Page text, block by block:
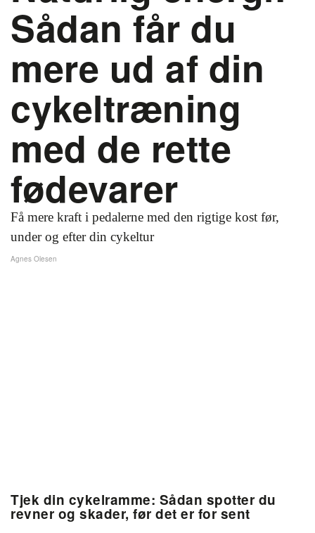
Sådan får du
mere ud af din
cykeltræning
med de rette
fødevarer
Få mere kraft i pedalerne med den rigtige kost før,
under og efter din cykeltur
Agnes Olesen
Tjek din cykelramme: Sådan spotter du
revner og skader, før det er for sent